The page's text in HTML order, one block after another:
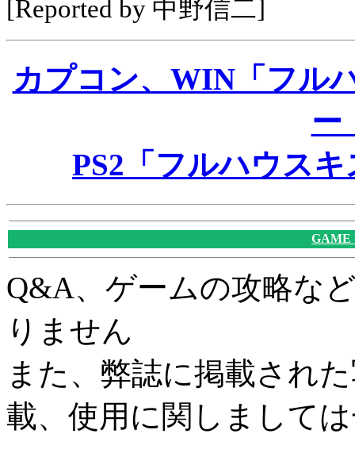
[Reported by 中野信二]
カプコン、WIN「フル
ー
PS2「フルハウス
GAME
Q&A、ゲームの攻略な
りません
また、弊誌に掲載され
載、使用に関しまして